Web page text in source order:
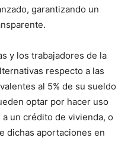
garantizando un
y los trabajadores de la
respecto a las
al 5% de su sueldo
optar por hacer uso
un crédito de vivienda, o
dichas aportaciones en